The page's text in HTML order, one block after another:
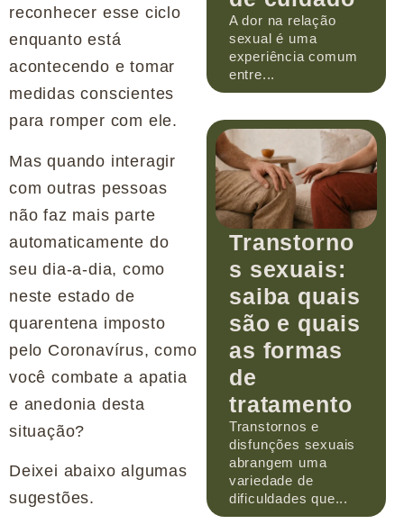
reconhecer esse ciclo
enquanto está
acontecendo e tomar
medidas conscientes
para romper com ele.
Mas quando interagir
com outras pessoas
não faz mais parte
automaticamente do
seu dia-a-dia, como
neste estado de
quarentena imposto
pelo Coronavírus, como
você combate a apatia
e anedonia desta
situação?
Deixei abaixo algumas
sugestões.
A dor na relação
sexual é uma
experiência comum
entre...
Transtorno
s sexuais:
saiba quais
são e quais
as formas
de
tratamento
Transtornos e
disfunções sexuais
abrangem uma
variedade de
dificuldades que...